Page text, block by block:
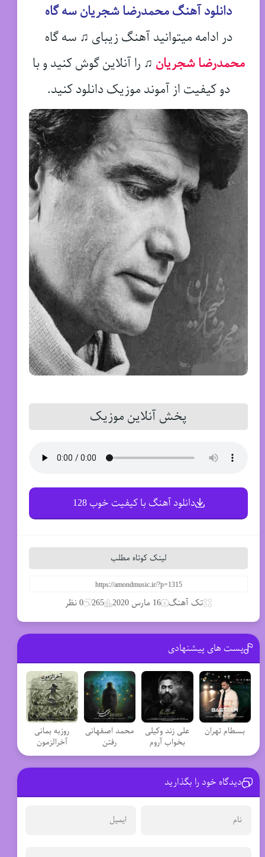
دانلود آهنگ محمدرضا شجریان سه گاه
در ادامه میتوانید آهنگ زیبای ♫ سه گاه
محمدرضا شجریان ♫ را آنلاین گوش کنید و با
دو کیفیت از آموند موزیک دانلود کنید.
پخش آنلاین موزیک
دانلود آهنگ با کیفیت خوب 128
لینک کوتاه مطلب
تک آهنگ 16 مارس 2020 265 0 نظر
پست های پیشنهادی
بسطام تهران
علی زند وکیلی
بخواب آروم
محمد اصفهانی
رفتن
روزبه بمانی
آخرالزمون
دیدگاه خود را بگذارید